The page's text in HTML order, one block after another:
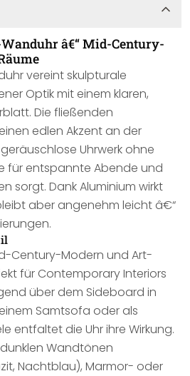
â€“ Mid-Century-
vereint skulpturale
Optik mit einem klaren,
Die fließenden
edlen Akzent an der
Uhrwerk ohne
für entspannte Abende und
sorgt. Dank Aluminium wirkt
aber angenehm leicht â€“
Century-Modern und Art-
für Contemporary Interiors
über dem Sideboard in
Samtsofa oder als
entfaltet die Uhr ihre Wirkung.
Wandtönen
Nachtblau), Marmor- oder